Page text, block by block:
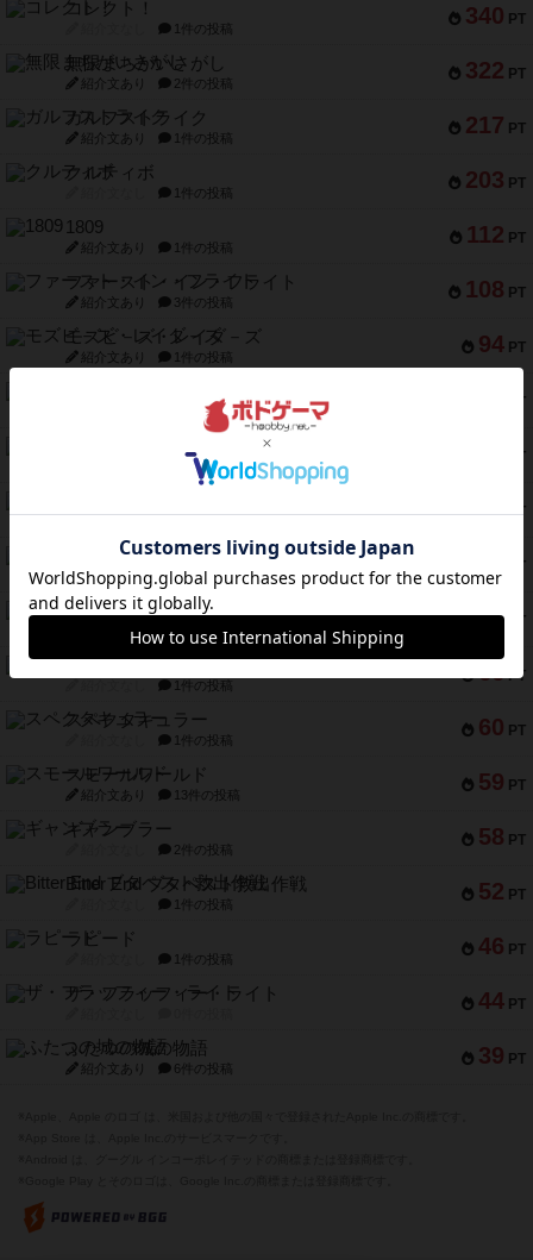
340 PT
コレクト！
1件の投稿
322 PT
無限まちがいさがし
紹介文あり 2件の投稿
217 PT
ガルフストライク
紹介文あり 1件の投稿
203 PT
クルティボ
1件の投稿
112 PT
1809
紹介文あり 1件の投稿
108 PT
ファースト・イン・フライト
紹介文あり 3件の投稿
94 PT
モズビ－ズ・レイダ－ズ
紹介文あり 1件の投稿
PT
2件の投稿
PT
2件の投稿
75 PT
PT
リスボン・トラム 28
紹介文あり 9件の投稿
73 PT
アマナイト
紹介文なし 1件の投稿
66 PT
ブラヴェスト
1件の投稿
60 PT
スペクタキュラー
1件の投稿
59 PT
スモールワールド
紹介文あり 13件の投稿
58 PT
ギャンブラー
2件の投稿
52 PT
Bitter End ブタペスト救出作戦
1件の投稿
46 PT
ラピード
1件の投稿
44 PT
ザ・フラッフィー・ライト
39 PT
ふたつの城の物語
紹介文あり 6件の投稿